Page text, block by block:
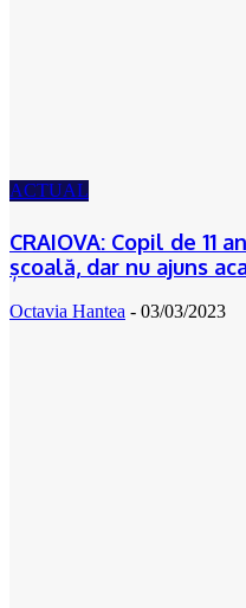
ACTUAL
CRAIOVA: Copil de
școală, dar nu ajuns
Octavia Hantea - 03/03/2023